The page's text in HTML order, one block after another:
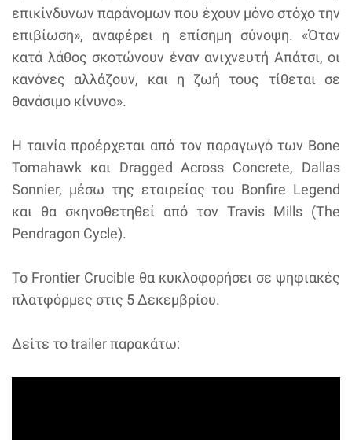
επικίνδυνων παράνομων που έχουν μόνο στόχο την
επιβίωση», αναφέρει η επίσημη σύνοψη. «Όταν
κατά λάθος σκοτώνουν έναν ανιχνευτή Απάτσι, οι
κανόνες αλλάζουν, και η ζωή τους τίθεται σε
θανάσιμο κίνυνο».
Η ταινία προέρχεται από τον παραγωγό των Bone
Tomahawk και Dragged Across Concrete, Dallas
Sonnier, μέσω της εταιρείας του Bonfire Legend
και θα σκηνοθετηθεί από τον Travis Mills (The
Pendragon Cycle).
Το Frontier Crucible θα κυκλοφορήσει σε ψηφιακές
πλατφόρμες στις 5 Δεκεμβρίου.
Δείτε το trailer παρακάτω: